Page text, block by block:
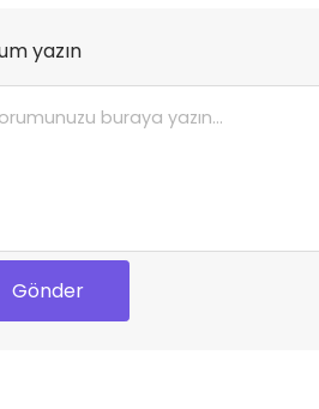
yazın
Gönder